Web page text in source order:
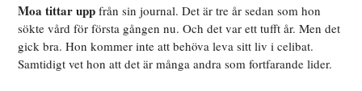
Moa tittar uppfrån sin journal. Det är tre år sedan som hon
sökte vård för första gången nu. Och det var ett tufft år. Men det
gick bra. Hon kommer inte att behöva leva sitt liv i celibat.
Samtidigt vet hon att det är många andra som fortfarande lider.